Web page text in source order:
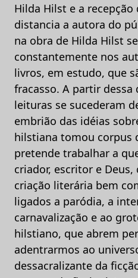
Hilda Hilst e a recepção
distancia a autora do
na obra de Hilda Hilst
constantemente nos
livros, em estudo, que
fracasso. A partir
leituras se sucederam
embrião das idéias
hilstiana tomou corpus
pretende trabalhar a
criador, escritor e
criação literária bem
ligados a paródia, a
carnavalização e ao
hilstiano, que abrem
adentrarmos ao
dessacralizante da